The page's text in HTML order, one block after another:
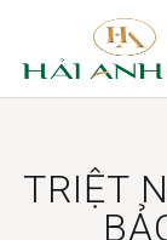
TRIỆT